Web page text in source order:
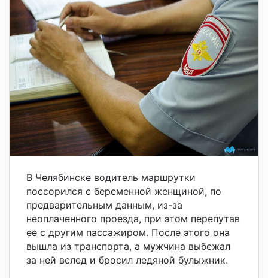
В Челябинске водитель маршрутки
поссорился с беременной женщиной, по
предварительным данным, из-за
неоплаченного проезда, при этом перепутав
ее с другим пассажиром. После этого она
вышла из транспорта, а мужчина выбежал
за ней вслед и бросил ледяной булыжник.